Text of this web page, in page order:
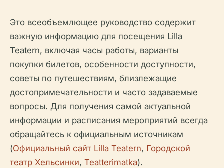
Это всеобъемлющее руководство содержит
важную информацию для посещения Lilla
Teatern, включая часы работы, варианты
покупки билетов, особенности доступности,
советы по путешествиям, близлежащие
достопримечательности и часто задаваемые
вопросы. Для получения самой актуальной
информации и расписания мероприятий всегда
обращайтесь к официальным источникам
(Официальный сайт Lilla Teatern, Городской
театр Хельсинки, Teatterimatka).